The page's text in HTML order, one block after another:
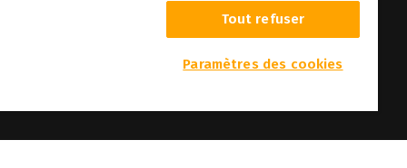
Tout refuser
Paramètres des cookies